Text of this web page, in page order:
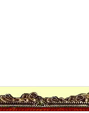
信息_财务信息_
房地产_房掌柜
九龙坡网
报告书_财经频